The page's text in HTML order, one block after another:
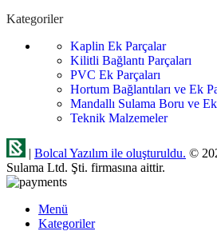
Kategoriler
Kaplin Ek Parçalar
Kilitli Bağlantı Parçaları
PVC Ek Parçaları
Hortum Bağlantıları ve Ek
Mandallı Sulama Boru ve Ek
Teknik Malzemeler
| Bolcal Yazılım ile oluşturuldu. ©
Sulama Ltd. Şti. firmasına aittir.
Menü
Kategoriler